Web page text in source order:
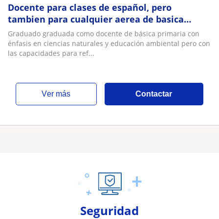
Docente para clases de español, pero
tambien para cualquier aerea de basica
primaria
Graduado graduada como docente de básica primaria con
énfasis en ciencias naturales y educación ambiental pero con
las capacidades para ref...
ver más Contactar
Seguridad